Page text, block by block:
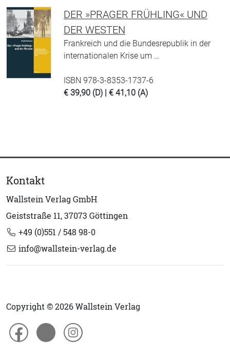
DER »PRAGER FRÜHLING« UND
DER WESTEN
Frankreich und die Bundesrepublik in der
internationalen Krise um …
ISBN 978-3-8353-1737-6
€ 39,90 (D) | € 41,10 (A)
Kontakt
Wallstein Verlag GmbH
Geiststraße 11, 37073 Göttingen
+49 (0)551 / 548 98-0
info@wallstein-verlag.de
Copyright © 2026 Wallstein Verlag